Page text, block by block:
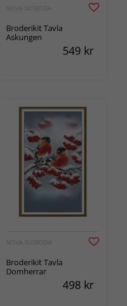
NOVA SLOBODA
Broderikit Tavla
Askungen
549 kr
NOVA SLOBODA
Broderikit Tavla
Domherrar
498 kr